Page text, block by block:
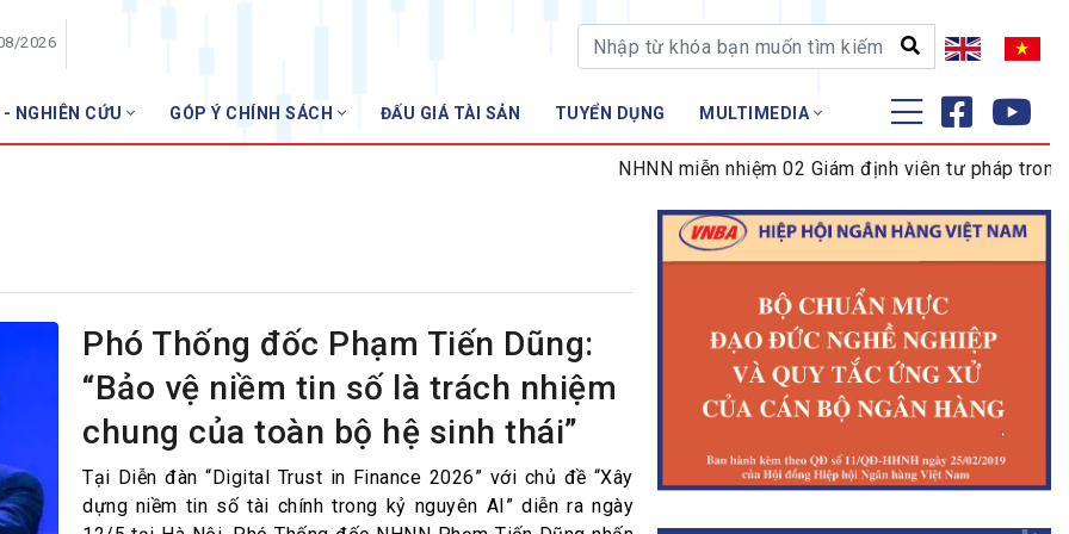
2026
NGHIÊN CỨU GÓP Ý CHÍNH SÁCH ĐẤU GIÁ TÀI SẢN TUYỂN DỤNG MULTIMEDIA
hàng
ĐÀO TẠO - NGHIÊN CỨU
Tập huấn
NHNN miễn nhiệm 02 Giám định viên tư pháp trong
Phó Thống đốc Phạm Tiến Dũng:
“Bảo vệ niềm tin số là trách nhiệm
chung của toàn bộ hệ sinh thái”
Tại Diễn đàn “Digital Trust in Finance 2026” với chủ đề “Xây
dựng niềm tin số tài chính trong kỷ nguyên AI” diễn ra ngày